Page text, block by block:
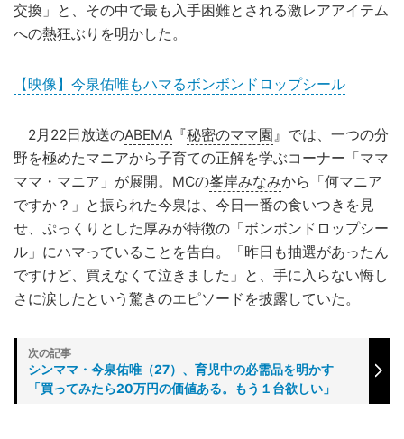
交換」と、その中で最も入手困難とされる激レアアイテム
への熱狂ぶりを明かした。
【映像】今泉佑唯もハマるボンボンドロップシール
2月22日放送のABEMA 『秘密のママ園』では、一つの分
野を極めたマニアから子育ての正解を学ぶコーナー「ママ
ママ・マニア」が展開。MCの峯岸みなみから「何マニア
ですか？」と振られた今泉は、今日一番の食いつきを見
せ、ぷっくりとした厚みが特徴の「ボンボンドロップシー
ル」にハマっていることを告白。「昨日も抽選があったん
ですけど、買えなくて泣きました」と、手に入らない悔し
さに涙したという驚きのエピソードを披露していた。
シンママ・今泉佑唯（27）、育児中の必需品を明かす
「買ってみたら20万円の価値ある。もう１台欲しい」